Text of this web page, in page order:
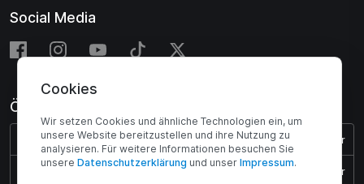
Social Media
Öffnungszeiten
Montag - Donnerstag: 08:00 - 17:00 Uhr
08:00 - 15:45 Uhr
Cookies
Wir setzen Cookies und ähnliche Technologien ein, um
unsere Website bereitzustellen und ihre Nutzung zu
analysieren. Für weitere Informationen besuchen Sie
unsere Daten­schutz­erklärung und unser Impressum.